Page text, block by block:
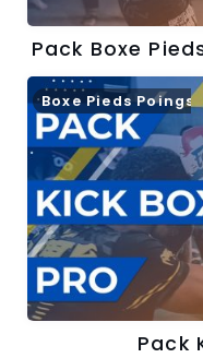
Pack Boxe
Boxe Pieds Poings
Pack